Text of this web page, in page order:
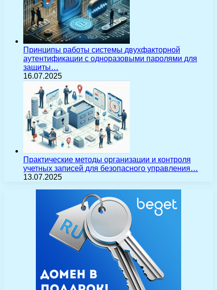
Принципы работы системы двухфакторной
аутентификации с одноразовыми паролями для
защиты…
16.07.2025
Практические методы организации и контроля
учетных записей для безопасного управления…
13.07.2025